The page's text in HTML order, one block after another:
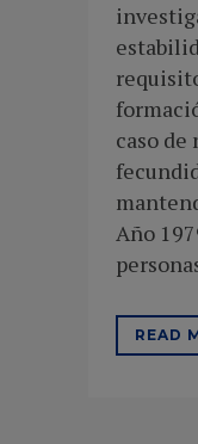
caso de
Año
READ